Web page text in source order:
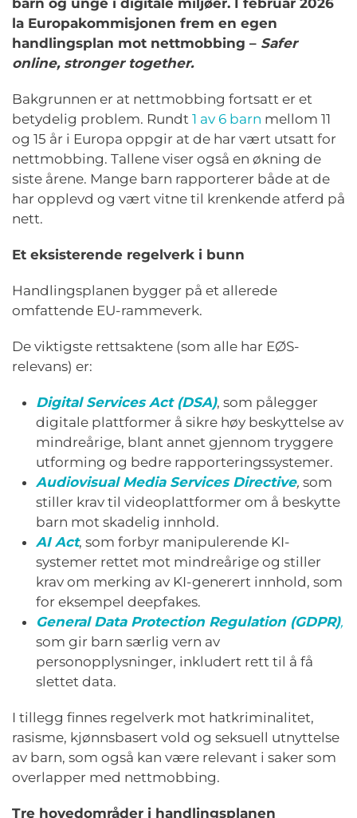
la Europakommisjonen frem en egen
handlingsplan mot nettmobbing – Safer
online, stronger together.
Bakgrunnen er at nettmobbing fortsatt er et
betydelig problem. Rundt 1 av 6 barn mellom 11
og 15 år i Europa oppgir at de har vært utsatt for
nettmobbing. Tallene viser også en økning de
siste årene. Mange barn rapporterer både at de
har opplevd og vært vitne til krenkende atferd på
nett.
Et eksisterende regelverk i bunn
Handlingsplanen bygger på et allerede
omfattende EU-rammeverk.
De viktigste rettsaktene (som alle har EØS-
relevans) er:
Digital Services Act (DSA), som pålegger
digitale plattformer å sikre høy beskyttelse av
mindreårige, blant annet gjennom tryggere
utforming og bedre rapporteringssystemer.
Audiovisual Media Services Directive, som
stiller krav til videoplattformer om å beskytte
barn mot skadelig innhold.
AI Act, som forbyr manipulerende KI-
systemer rettet mot mindreårige og stiller
krav om merking av KI-generert innhold, som
for eksempel deepfakes.
General Data Protection Regulation (GDPR),
som gir barn særlig vern av
personopplysninger, inkludert rett til å få
slettet data.
I tillegg finnes regelverk mot hatkriminalitet,
rasisme, kjønnsbasert vold og seksuell utnyttelse
av barn, som også kan være relevant i saker som
overlapper med nettmobbing.
Tre hovedområder i handlingsplanen